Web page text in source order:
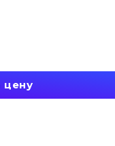
цену